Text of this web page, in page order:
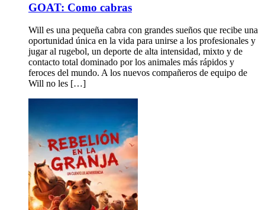
GOAT: Como cabras
Will es una pequeña cabra con grandes sueños que recibe una
oportunidad única en la vida para unirse a los profesionales y
jugar al rugebol, un deporte de alta intensidad, mixto y de
contacto total dominado por los animales más rápidos y
feroces del mundo. A los nuevos compañeros de equipo de
Will no les […]